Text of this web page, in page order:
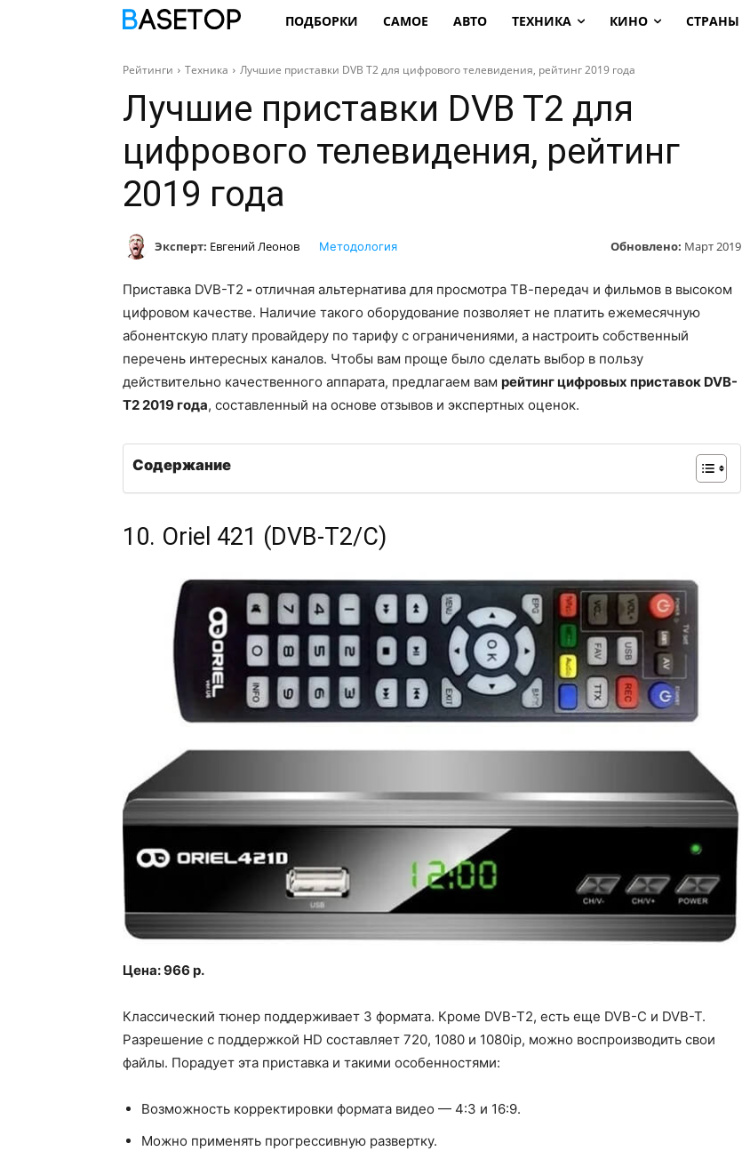
ПОДБОРКИ САМОЕ АВТО ТЕХНИКА КИНО СТРАНЫ
Рейтинги Техника Лучшие приставки DVB T2 для цифрового телевидения, рейтинг 2019 года
Лучшие приставки DVB T2 для
цифрового телевидения, рейтинг
2019 года
Эксперт: Евгений Леонов Обновлено: Март 2019
Методология
Приставка DVB-T2 - отличная альтернатива для просмотра ТВ-передач и фильмов в высоком
цифровом качестве. Наличие такого оборудование позволяет не платить ежемесячную
абонентскую плату провайдеру по тарифу с ограничениями, а настроить собственный
перечень интересных каналов. Чтобы вам проще было сделать выбор в пользу
действительно качественного аппарата, предлагаем вам рейтинг цифровых приставок DVB-
T2 2019 года, составленный на основе отзывов и экспертных оценок.
Содержание
10. Oriel 421 (DVB-T2/C)
Цена: 966 р.
Классический тюнер поддерживает 3 формата. Кроме DVB-T2, есть еще DVB-C и DVB-T.
Разрешение с поддержкой HD составляет 720, 1080 и 1080iр, можно воспроизводить свои
файлы. Порадует эта приставка и такими особенностями:
Возможность корректировки формата видео — 4:3 и 16:9.
Можно применять прогрессивную развертку.